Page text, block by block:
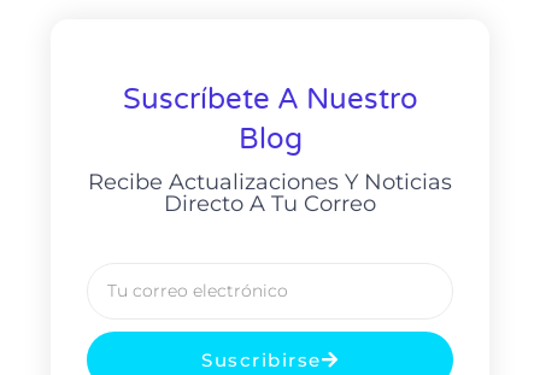
Suscríbete A Nuestro
Blog
Recibe Actualizaciones Y Noticias
Directo A Tu Correo
Suscribirse